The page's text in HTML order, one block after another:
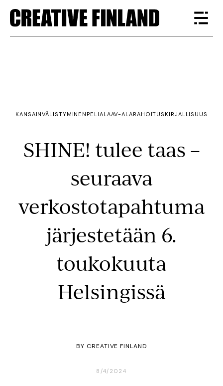
KANSAINVÄLISTYMINEN PELIALAAV-ALARAHOITUS KIRJALLISUUS
SHINE! tulee taas –
seuraava
verkostotapahtuma
järjestetään 6.
toukokuuta
Helsingissä
BY CREATIVE FINLAND
8/4/2024